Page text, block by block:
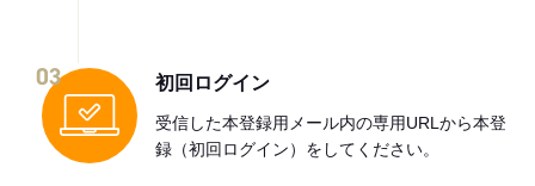
03 初回ログイン
受信した本登録用メール内の専用URLから本登
録（初回ログイン）をしてください。